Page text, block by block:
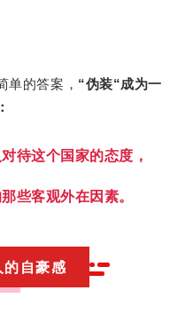
单的答案， “伪装“成为一
待这个国家的态度，
些客观外在因素。
的自豪感